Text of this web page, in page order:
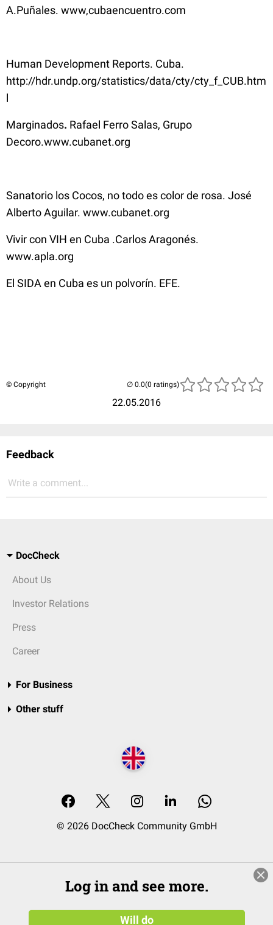
A.Puñales. www,cubaencuentro.com
Human Development Reports. Cuba.
http://hdr.undp.org/statistics/data/cty/cty_f_CUB.htm
l
Marginados. Rafael Ferro Salas, Grupo
Decoro.www.cubanet.org
Sanatorio los Cocos, no todo es color de rosa. José
Alberto Aguilar. www.cubanet.org
Vivir con VIH en Cuba .Carlos Aragonés.
www.apla.org
El SIDA en Cuba es un polvorín. EFE.
© Copyright
22.05.2016
(0 ratings)
Feedback
Write a comment...
DocCheck
About Us
Investor Relations
Press
Career
For Business
Other stuff
© 2026 DocCheck Community GmbH
Log in and see more.
Will do